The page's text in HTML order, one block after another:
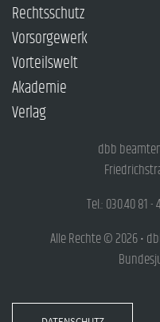
Rechtsschutz
Vorsorgewerk
Vorteilswelt
Akademie
Verlag
dbb
Tel.: 030.40 81 -
Alle Rechte © 2026 •